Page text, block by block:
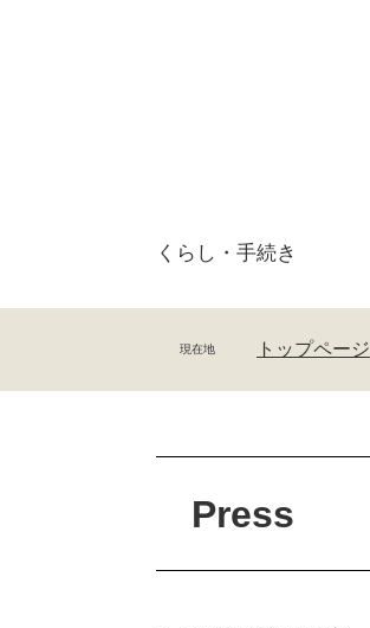
くらし・ 手続き
現在地 トップページ
Press